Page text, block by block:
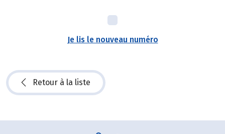
Je lis le nouveau numéro
Retour à la liste